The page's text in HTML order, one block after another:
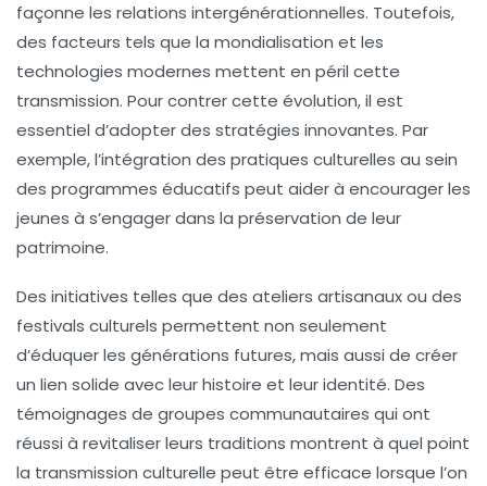
façonne les relations intergénérationnelles. Toutefois,
des facteurs tels que la mondialisation et les
technologies modernes mettent en péril cette
transmission. Pour contrer cette évolution, il est
essentiel d’adopter des stratégies innovantes. Par
exemple, l’intégration des pratiques culturelles au sein
des programmes éducatifs peut aider à encourager les
jeunes à s’engager dans la préservation de leur
patrimoine.
Des initiatives telles que des ateliers artisanauxou des
festivals culturels permettent non seulement
d’éduquer les générations futures, mais aussi de créer
un lien solide avec leur histoire et leur identité. Des
témoignages de groupes communautaires qui ont
réussi à revitaliser leurs traditions montrent à quel point
la transmission culturelle peut être efficace lorsque l’on